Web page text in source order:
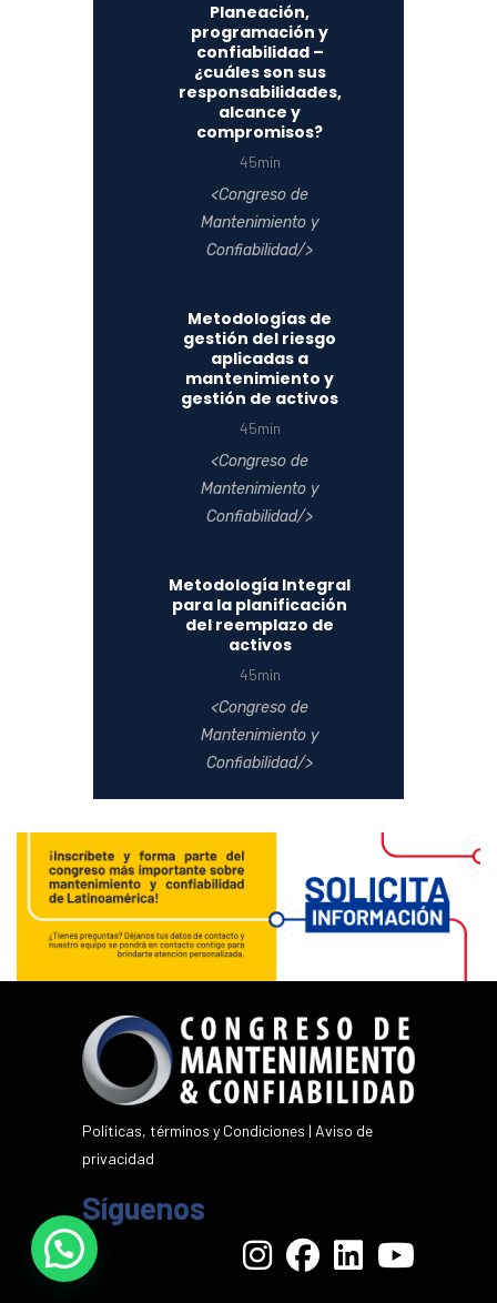
Planeación,
programación y
confiabilidad –
¿cuáles son sus
responsabilidades,
alcance y
compromisos?
45min
Congreso de
Mantenimiento y
Confiabilidad
Metodologías de
gestión del riesgo
aplicadas a
mantenimiento y
gestión de activos
45min
Congreso de
Mantenimiento y
Confiabilidad
Metodología Integral
para la planificación
del reemplazo de
activos
45min
Congreso de
Mantenimiento y
Confiabilidad
Políticas, términos y Condiciones | Aviso de
privacidad
Síguenos